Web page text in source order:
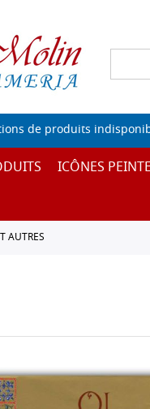
de produits
ICÔNES
AUTRES